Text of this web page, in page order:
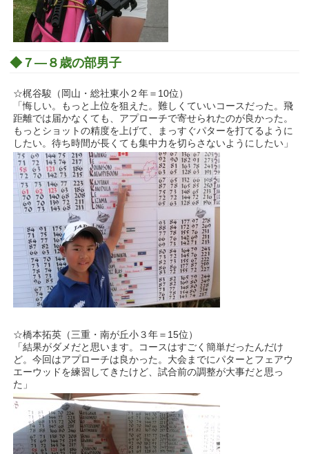
◆７―８歳の部男子
☆梶谷駿（岡山・総社東小２年＝10位）
「悔しい。もっと上位を狙えた。難しくていいコースだった。飛
距離では届かなくても、アプローチで寄せられたのが良かった。
もっとショットの精度を上げて、まっすぐパターを打てるように
したい。待ち時間が長くても集中力を切らさないようにしたい」
☆橋本拓英（三重・南が丘小３年＝15位）
「結果がダメだと思います。コースはすごく簡単だったんだけ
ど。今回はアプローチは良かった。大会までにパターとフェアウ
エーウッドを練習してきたけど、試合前の調整が大事だと思っ
た」